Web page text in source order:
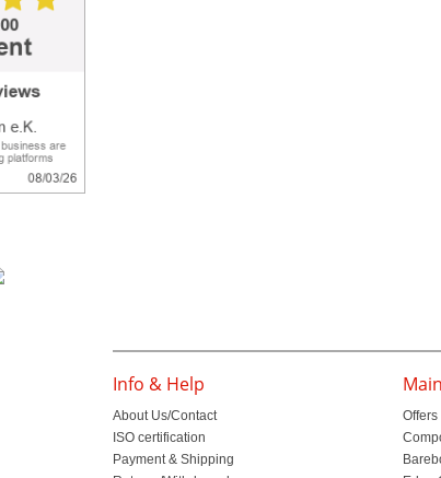
Info & Help
About Us/Contact
ISO certification
Payment & Shipping
Offers